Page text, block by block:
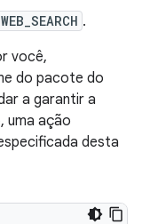
.
você,
do pacote do
a garantir a
uma ação
desta